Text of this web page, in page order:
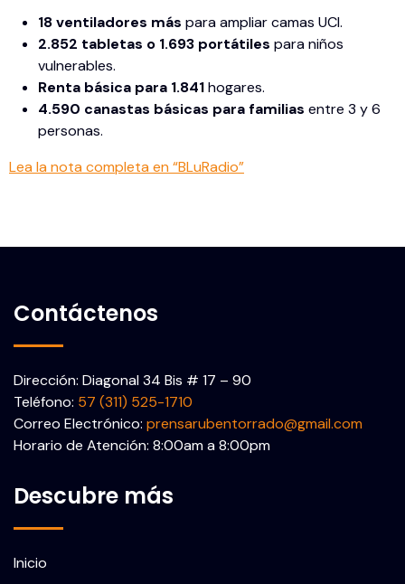
18 ventiladores más para ampliar camas UCI.
2.852 tabletas o 1.693 portátiles para niños
vulnerables.
Renta básica para 1.841hogares.
4.590 canastas básicas para familias entre 3 y 6
personas.
Lea la nota completa en “BLuRadio”
Contáctenos
Dirección: Diagonal 34 Bis # 17 – 90
Teléfono: 57 (311) 525-1710
Correo Electrónico: prensarubentorrado@gmail.com
Horario de Atención: 8:00am a 8:00pm
Descubre más
Inicio